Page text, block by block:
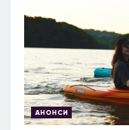
АНОНСИ